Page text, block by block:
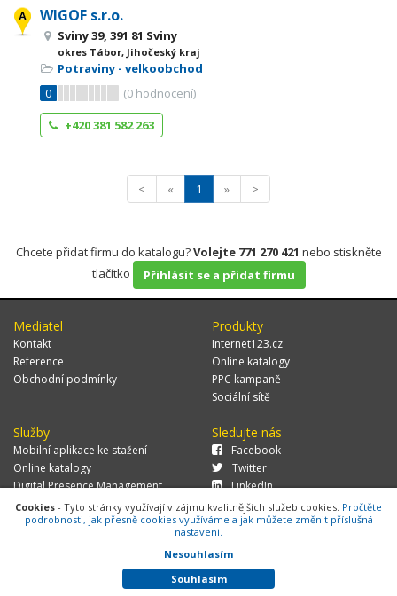
WIGOF s.r.o.
Sviny 39, 391 81 Sviny
okres Tábor, Jihočeský kraj
Potraviny - velkoobchod
0
(0 hodnocení)
+420 381 582 263
< « 1 » >
Chcete přidat firmu do katalogu?Volejte 771 270 421 nebo stiskněte
tlačítko
Přihlásit se a přidat firmu
Mediatel
Kontakt
Reference
Obchodní podmínky
Produkty
Internet123.cz
Online katalogy
PPC kampaně
Sociální sítě
Služby
Mobilní aplikace ke stažení
Online katalogy
Digital Presence Management
Více zákazníků
Sledujte nás
Facebook
Twitter
LinkedIn
© 2026 MEDIATEL CZ, s.r.o.,Za Potokem 46/4, 106 00 Praha 10, tel.:
+420 771 270 421, verze 1.29.0.143,
Cookies
Cookies - Tyto stránky využívají v zájmu kvalitnějších služeb cookies. Pročtěte
podrobnosti, jak přesně cookies využíváme a jak můžete změnit příslušná
nastavení.
Nesouhlasím
Souhlasím